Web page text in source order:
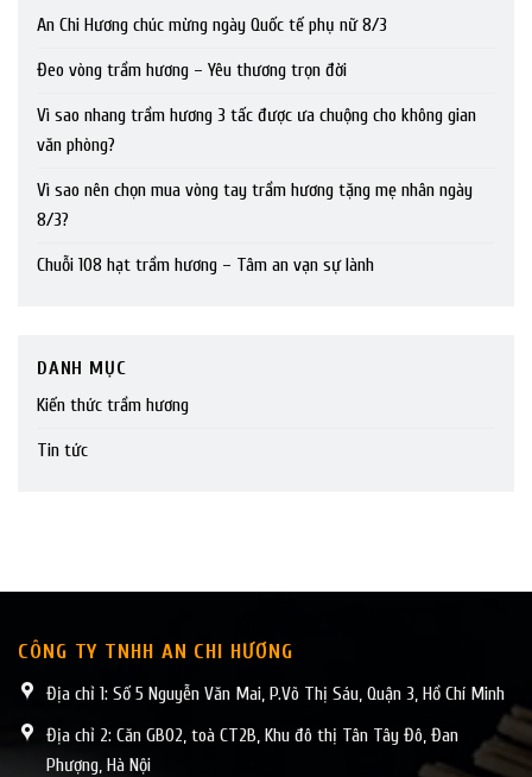
An Chi Hương chúc mừng ngày Quốc tế phụ nữ 8/3
Đeo vòng trầm hương – Yêu thương trọn đời
Vì sao nhang trầm hương 3 tấc được ưa chuộng cho không gian
văn phòng?
Vì sao nên chọn mua vòng tay trầm hương tặng mẹ nhân ngày
8/3?
Chuỗi 108 hạt trầm hương – Tâm an vạn sự lành
DANH MỤC
Kiến thức trầm hương
Tin tức
CÔNG TY TNHH AN CHI HƯƠNG
Địa chỉ 1: Số 5 Nguyễn Văn Mai, P.Võ Thị Sáu, Quận 3, Hồ Chí Minh
Địa chỉ 2: Căn GB02, toà CT2B, Khu đô thị Tân Tây Đô, Đan
Phượng, Hà Nội